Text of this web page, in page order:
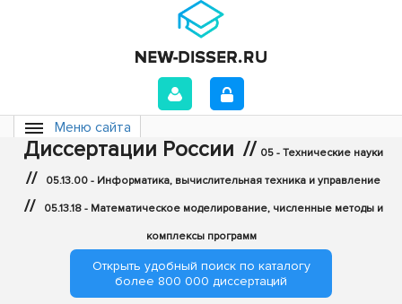
Меню сайта
Диссертации России // 05 - Технические науки
// 05.13.00 - Информатика, вычислительная техника и управление
// 05.13.18 - Математическое моделирование, численные методы и
комплексы программ
Открыть удобный поиск по каталогу
более 800 000 диссертаций